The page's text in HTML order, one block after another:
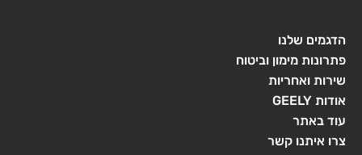
הדגמים שלנו
פתרונות מימון וביטוח
שירות ואחריות
אודות GEELY
עוד באתר
צרו איתנו קשר